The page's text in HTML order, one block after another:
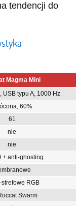
tendencji do
Magma Mini
USB typu A, 1000 Hz
60%
61
nie
nie
+ anti-ghosting
strefowe RGB
Swarm